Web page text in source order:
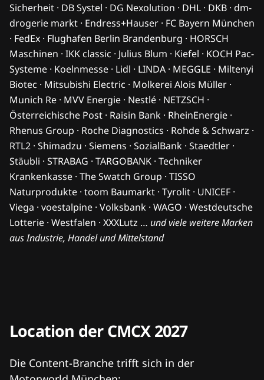
Sicherheit · DB Systel · DG Nexolution · DHL · DKB · dm-
drogerie markt · Endress+Hauser · FC Bayern München
· FedEx · Flughafen Berlin Brandenburg · HORSCH
Maschinen · IKK classic · Julius Blum · Kiefel · KOCH Pac-
Systeme · Koelnmesse · Lidl · LINDA · MEGGLE · Miltenyi
Biotec · Mitsubishi Electric · Molkerei Alois Müller ·
Munich Re · MVV Energie · Nestlé · NETZSCH ·
Österreichische Post · Raisin Bank · RheinEnergie ·
Rhenus Group · Roche Diagnostics · Rohde & Schwarz ·
RTL2 · Shimadzu · Siemens · SozialBank · Staedtler ·
Stäubli · STRABAG · TARGOBANK · Techniker
Krankenkasse · The Swatch Group · TISSO
Naturprodukte · toom Baumarkt · Tyrolit · UNICEF ·
Viega · voestalpine · Volksbank · WAGO · Westdeutsche
Lotterie · Westfalen · XXXLutz … und viele weitere Marken
aus Industrie, Handel und Mittelstand
Location der CMCX 2027
Die Content-Branche trifft sich in der